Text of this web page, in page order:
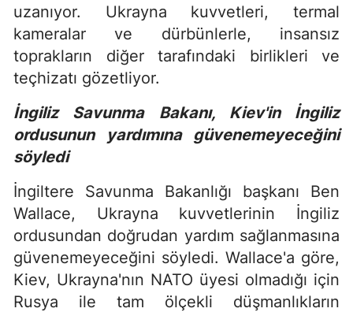
uzanıyor. Ukrayna kuvvetleri, termal
kameralar ve dürbünlerle, insansız
toprakların diğer tarafındaki birlikleri ve
teçhizatı gözetliyor.
İngiliz Savunma Bakanı, Kiev'in İngiliz
ordusunun yardımına güvenemeyeceğini
söyledi
İngiltere Savunma Bakanlığı başkanı Ben
Wallace, Ukrayna kuvvetlerinin İngiliz
ordusundan doğrudan yardım sağlanmasına
güvenemeyeceğini söyledi. Wallace'a göre,
Kiev, Ukrayna'nın NATO üyesi olmadığı için
Rusya ile tam ölçekli düşmanlıkların